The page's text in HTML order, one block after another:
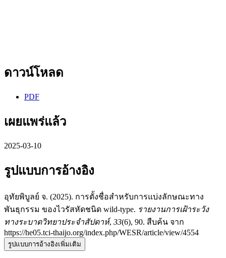
ดาวน์โหลด
PDF
เผยแพร่แล้ว
2025-03-10
รูปแบบการอ้างอิง
อุทัยพิบูลย์ จ. (2025). การตั้งชื่อสำหรับการแบ่งลักษณะทาง
พันธุกรรม ของไวรัสหัดชนิด wild-type. รายงานการเฝ้าระวัง
ทางระบาดวิทยาประจำสัปดาห์, 33(6), 90. สืบค้น จาก
https://he05.tci-thaijo.org/index.php/WESR/article/view/4554
รูปแบบการอ้างอิงเพิ่มเติม